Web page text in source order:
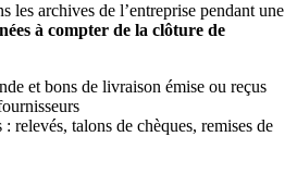
les archives de l’entreprise pendant une
à compter de la clôture de
et bons de livraison émise ou reçus
relevés, talons de chèques, remises de